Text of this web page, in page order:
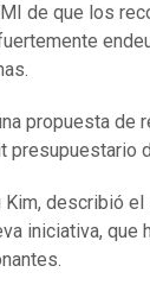
de que los
propuesta de
describió el
iniciativa, que